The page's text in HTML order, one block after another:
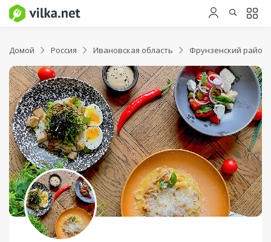
Домой Россия Ивановская область Фрунзенский район